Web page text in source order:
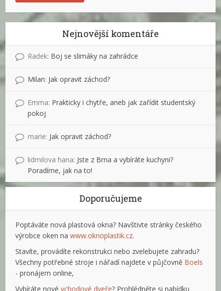
Nejnovější komentáře
Radek: Boj se slimáky na zahrádce
Milan: Jak opravit záchod?
Emma: Prakticky i chytře, aneb jak zařídit studentský
pokoj
marie: Jak opravit záchod?
lidmilova hana: Jste z Brna a vybíráte kuchyni?
Poradíme, jak na to!
Doporučujeme
Poptáváte nová plastová okna? Navštivte stránky českého
výrobce oken nawww.oknoplastik.cz.
Stavíte, provádíte rekonstrukci nebo zvelebujete zahradu?
Všechny potřebné stroje i nářadí najdete v půjčovně Boels
- pronájem online,
Vybíráte novévchodové dveře? Prohlédněte si nabídku